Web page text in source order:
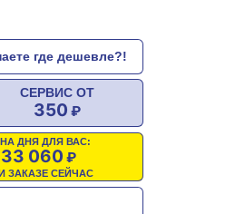
где дешевле?!
СЕРВИС ОТ
350
ДНЯ ДЛЯ ВАС:
33 060
ЗАКАЗЕ СЕЙЧАС